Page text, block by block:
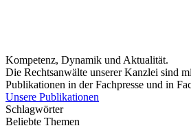
Kompetenz, Dynamik und Aktualität.
Die Rechtsanwälte unserer Kanzlei sind
Publikationen in der Fachpresse und in
Unsere Publikationen
Schlagwörter
Beliebte Themen